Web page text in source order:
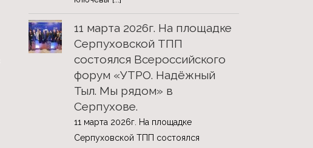
11 марта 2026г. На площадке
Серпуховской ТПП
состоялся Всероссийского
форум «УТРО. Надёжный
Тыл. Мы рядом» в
Серпухове.
11 марта 2026г. На площадке
Серпуховской ТПП состоялся